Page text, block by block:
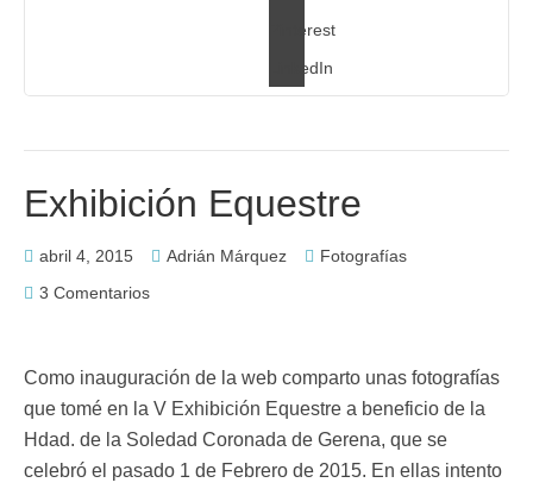
Pinterest
LinkedIn
Exhibición Equestre
abril 4, 2015 Adrián Márquez
Fotografías
3 Comentarios
Como inauguración de la web comparto unas fotografías
que tomé en la V Exhibición Equestre a beneficio de la
Hdad. de la Soledad Coronada de Gerena, que se
celebró el pasado 1 de Febrero de 2015. En ellas intento